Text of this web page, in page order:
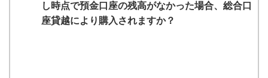
し時点で預金口座の残高がなかった場合、総合口
座貸越により購入されますか？